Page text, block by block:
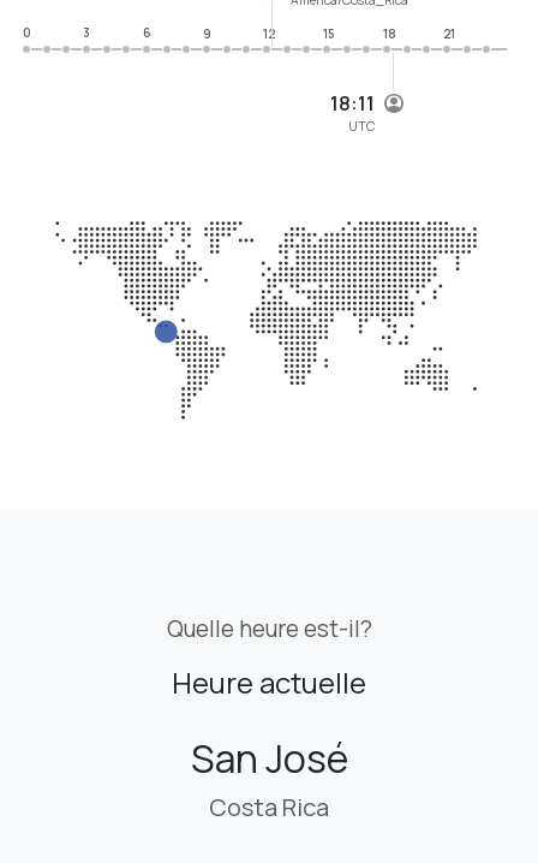
18:11
UTC
0
3 6 9 12 15 18 21
Quelle heure est-il?
Heure actuelle
San José
Costa Rica